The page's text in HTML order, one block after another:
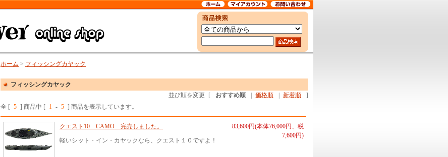
ホーム > フィッシングカヤック
フィッシングカヤック
並び順を変更
[ おすすめ順 価格順 新着順
]
全 [ 5 ] 商品中 [ 1 - 5 ] 商品を表示しています。
83,600円(本体76,000円、税
7,600円)
クエスト10 CAMO 完売しました。
軽いシット・イン・カヤックなら、クエスト１０ですよ！